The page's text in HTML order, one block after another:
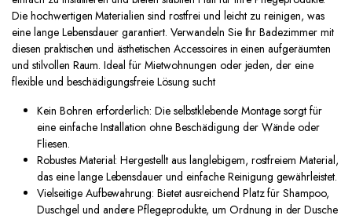
Die hochwertigen Materialien sind rostfrei und leicht zu reinigen, was
eine lange Lebensdauer garantiert. Verwandeln Sie Ihr Badezimmer mit
diesen praktischen und ästhetischen Accessoires in einen aufgeräumten
und stilvollen Raum. Ideal für Mietwohnungen oder jeden, der eine
flexible und beschädigungsfreie Lösung sucht
Kein Bohren erforderlich: Die selbstklebende Montage sorgt für
eine einfache Installation ohne Beschädigung der Wände oder
Fliesen.
Robustes Material: Hergestellt aus langlebigem, rostfreiem Material,
das eine lange Lebensdauer und einfache Reinigung gewährleistet.
Vielseitige Aufbewahrung: Bietet ausreichend Platz für Shampoo,
Duschgel und andere Pflegeprodukte, um Ordnung in der Dusche